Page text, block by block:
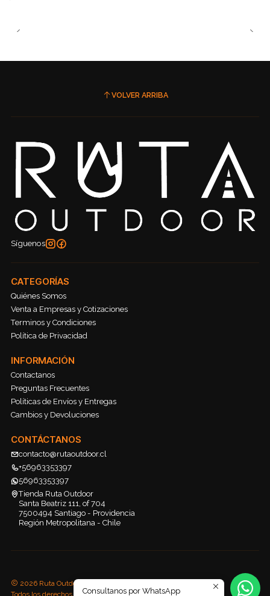
VOLVER ARRIBA
Síguenos
CATEGORÍAS
Quiénes Somos
Venta a Empresas y Cotizaciones
Terminos y Condiciones
Política de Privacidad
INFORMACIÓN
Contactanos
Preguntas Frecuentes
Políticas de Envíos y Entregas
Cambios y Devoluciones
CONTÁCTANOS
contacto@rutaoutdoor.cl
+56963353397
56963353397
Tienda Ruta Outdoor
Santa Beatriz 111, of 704
7500494 Santiago - Providencia
Región Metropolitana - Chile
2026 Ruta Outdoor.
Todos los derechos reservados.Desarrollado por Jumpseller
Consultanos por WhatsApp